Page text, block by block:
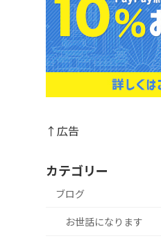
↑広告
カテゴリー
ブログ
お世話になります